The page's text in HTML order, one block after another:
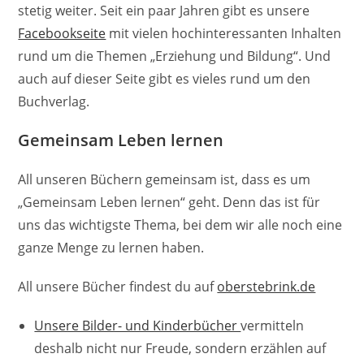
stetig weiter. Seit ein paar Jahren gibt es unsere
Facebookseite mit vielen hochinteressanten Inhalten
rund um die Themen „Erziehung und Bildung“. Und
auch auf dieser Seite gibt es vieles rund um den
Buchverlag.
Gemeinsam Leben lernen
All unseren Büchern gemeinsam ist, dass es um
„Gemeinsam Leben lernen“ geht. Denn das ist für
uns das wichtigste Thema, bei dem wir alle noch eine
ganze Menge zu lernen haben.
All unsere Bücher findest du aufoberstebrink.de
Unsere Bilder- und Kinderbüchervermitteln
deshalb nicht nur Freude, sondern erzählen auf